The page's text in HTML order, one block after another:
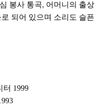
봉사 통곡, 어머니의 출상
되어 있으며 소리도 슬픈
터 1999